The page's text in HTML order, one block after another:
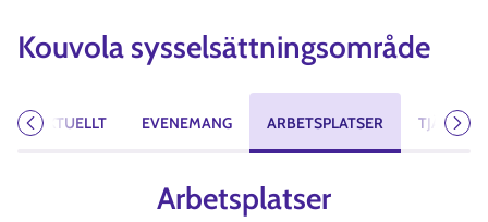
Kouvola sysselsättningsområde
AKTUELLT EVENEMANG ARBETSPLATSER TJÄNSTER
Föregående
Arbetsplatser